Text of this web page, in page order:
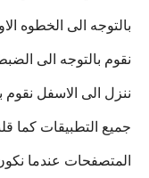
بالتوجه الى الخطوه
نقوم بالتوجه الى
ننزل الى الاسفل
جميع التطبيقات كما
المتصفحات عندما